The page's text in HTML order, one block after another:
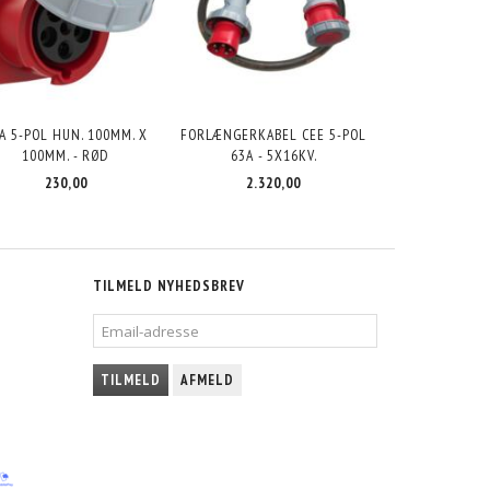
5-POL HUN. 100MM. X
100MM. - RØD
230,00
FORLÆNGERKABEL CEE 5-POL
63A - 5X16KV.
2.320,00
TILMELD NYHEDSBREV
EMAIL-
ADRESSE
TILMELD AFMELD